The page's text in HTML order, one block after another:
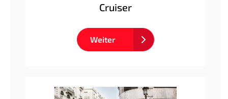
Cruiser
Weiter